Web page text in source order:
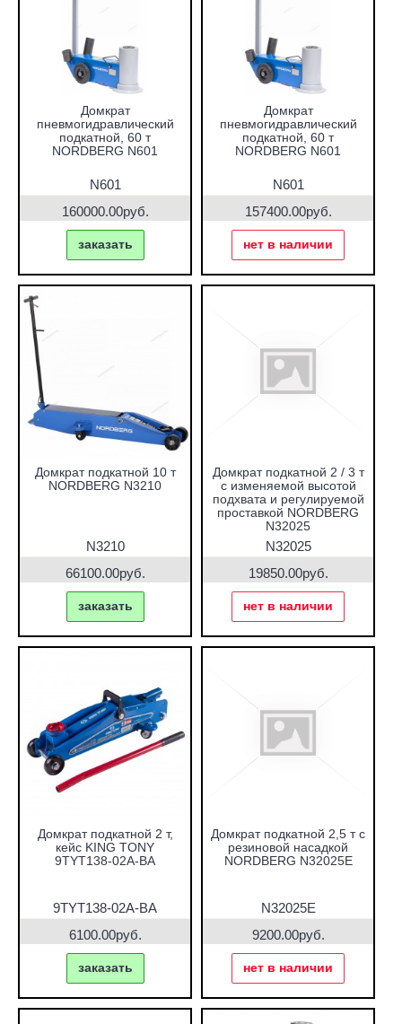
Домкрат
пневмогидравлический
подкатной, 60 т
NORDBERG N601
N601
160000.00руб.
заказать
Домкрат
пневмогидравлический
подкатной, 60 т
NORDBERG N601
N601
157400.00руб.
нет в наличии
Домкрат подкатной 10 т
NORDBERG N3210
N3210
66100.00руб.
заказать
Домкрат подкатной 2 / 3 т
с изменяемой высотой
подхвата и регулируемой
проставкой NORDBERG
N32025
N32025
19850.00руб.
нет в наличии
Домкрат подкатной 2 т,
кейс KING TONY
9TYT138-02A-BA
9TYT138-02A-BA
6100.00руб.
заказать
Домкрат подкатной 2,5 т с
резиновой насадкой
NORDBERG N32025E
N32025E
9200.00руб.
нет в наличии